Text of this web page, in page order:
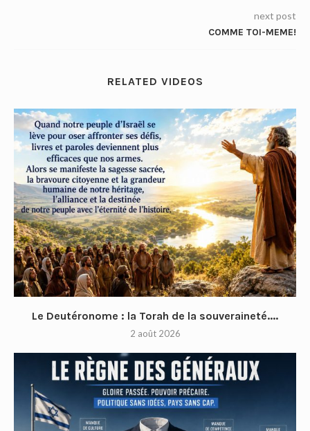
next post
COMME TOI-MEME!
RELATED VIDEOS
Le Deutéronome : la Torah de la souveraineté....
2 août 2026